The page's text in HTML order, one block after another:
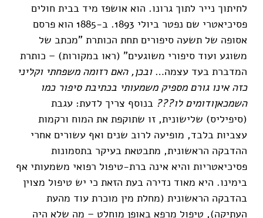
לחיתוך נייר לתוך גרונו. הוא אושפז מיד בבית חולים
פסיכיאטרי שם נפטר ביולי 1893. ב-1885 הוא פרסם
אסופה של תשעה סיפורים תחת הכותרת "מכתב של
משוגע ועוד סיפורי משוגעים" (ראו במקורות) – כותרת
המדברת בעד עצמה…ובכן, האם רזומה משפחתי וקליני
כזה אינו גורם מספיק משמעותי בכתיבת סיפור כמו
השמכאןודומים לו??? בנוסף צריך לדעת: עגבת
(סיפיליס) שלישונית, זו שתוקפת את המוח ורקמות
עצביות בלבד, מופיעה לרוב שנים ואף עשורים אחרי
ההדבקה הראשונית, מתבטאת בעיקר בתסמונות
פסיכיאטריות והיא אינה ברת-טיפול רפואי משמעותי אף
בימינו. היא מאוד נדירה בעת הזאת כי יש טיפול מצוין
בהדבקה הראשונית (מחלת מין מוכרת עוד מהעת
העתיקה), טיפול מרפא באופן מוחלט – מה שלא היה